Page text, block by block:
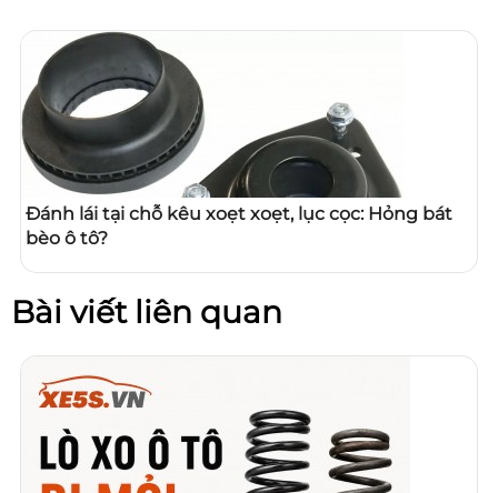
Đánh lái tại chỗ kêu xoẹt xoẹt, lục cọc: Hỏng bát
bèo ô tô?
Bài viết liên quan